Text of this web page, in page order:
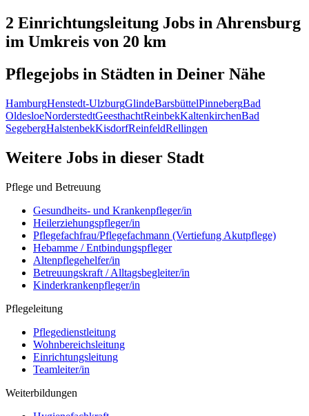
2 Einrichtungsleitung Jobs in Ahrensburg
im Umkreis von 20 km
Pflegejobs in Städten in Deiner Nähe
HamburgHenstedt-UlzburgGlindeBarsbüttelPinnebergBad
OldesloeNorderstedtGeesthachtReinbekKaltenkirchenBad
SegebergHalstenbekKisdorfReinfeldRellingen
Weitere Jobs in dieser Stadt
Pflege und Betreuung
Gesundheits- und Krankenpfleger/in
Heilerziehungspfleger/in
Pflegefachfrau/Pflegefachmann (Vertiefung Akutpflege)
Hebamme / Entbindungspfleger
Altenpflegehelfer/in
Betreuungskraft / Alltagsbegleiter/in
Kinderkrankenpfleger/in
Pflegeleitung
Pflegedienstleitung
Wohnbereichsleitung
Einrichtungsleitung
Teamleiter/in
Weiterbildungen